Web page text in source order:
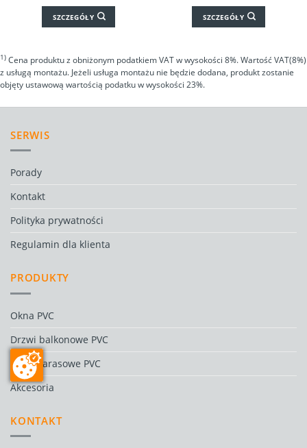
SZCZEGÓŁY SZCZEGÓŁY
1) Cena produktu z obniżonym podatkiem VAT w wysokości 8%. Wartość VAT(8%)
z usługą montażu. Jeżeli usługa montażu nie będzie dodana, produkt zostanie
objęty ustawową wartością podatku w wysokości 23%.
SERWIS
Porady
Kontakt
Polityka prywatności
Regulamin dla klienta
PRODUKTY
Okna PVC
Drzwi balkonowe PVC
Drzwi tarasowe PVC
Akcesoria
KONTAKT